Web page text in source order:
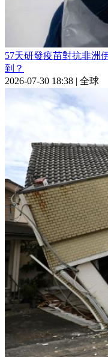
57天研發疫苗對抗非洲
到？
2026-07-30 18:38 | 全球